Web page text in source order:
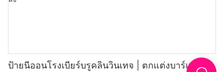
ป้ายนีออนโรงเบียร์บรูคลินวินเทจ | ตกแต่งบาร์และ